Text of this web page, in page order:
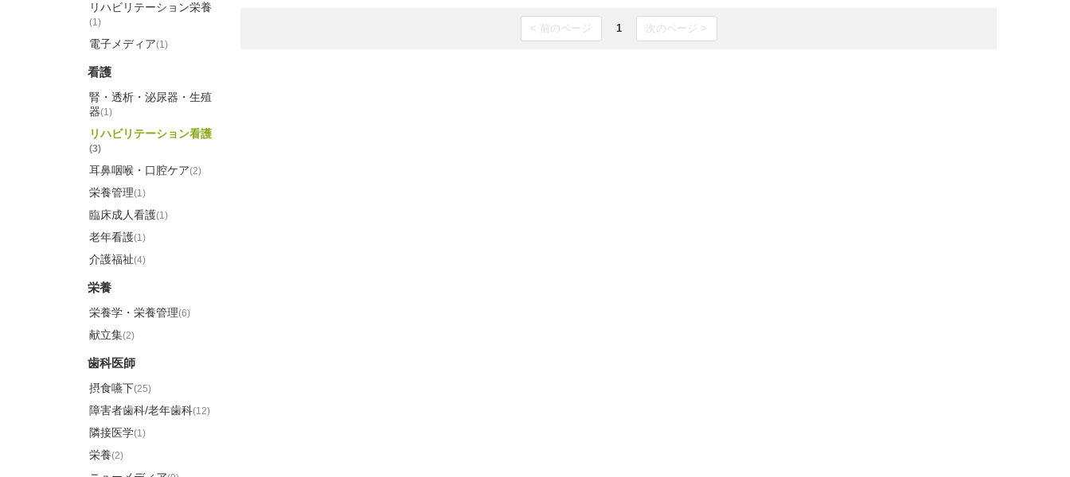
< 前のページ 1 次のページ >
リハビリテーション栄養
(1)
電子メディア(1)
看護
腎・透析・泌尿器・生殖
器(1)
リハビリテーション看護
(3)
耳鼻咽喉・口腔ケア(2)
栄養管理(1)
臨床成人看護(1)
老年看護(1)
介護福祉(4)
栄養
栄養学・栄養管理(6)
献立集(2)
歯科医師
摂食嚥下(25)
障害者歯科/老年歯科(12)
隣接医学(1)
栄養(2)